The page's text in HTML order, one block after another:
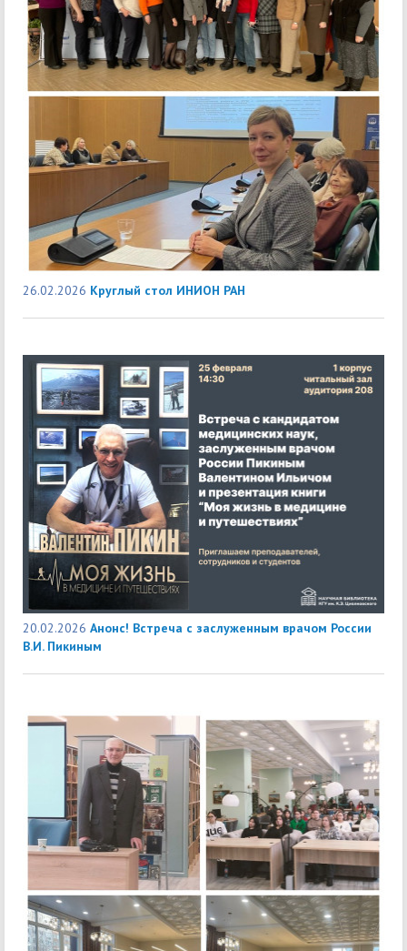
26.02.2026 Круглый стол ИНИОН РАН
20.02.2026 Анонс! Встреча с заслуженным врачом России
В.И. Пикиным